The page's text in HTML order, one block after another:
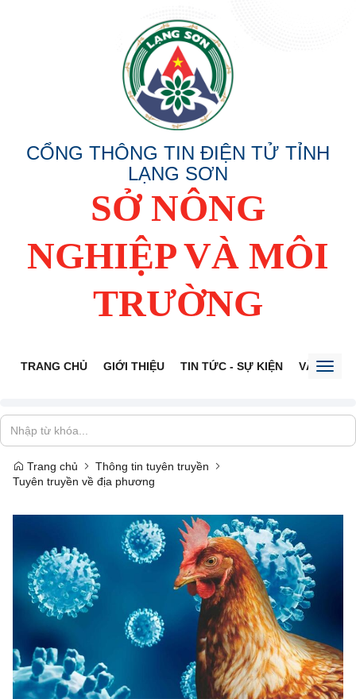
CỔNG THÔNG TIN ĐIỆN TỬ TỈNH
LẠNG SƠN
SỞ NÔNG
NGHIỆP VÀ MÔI
TRƯỜNG
TRANG CHỦ GIỚI THIỆU TIN TỨC - SỰ KIỆN VĂN BẢN
Trang chủ
Thông tin tuyên truyền
Tuyên truyền về địa phương